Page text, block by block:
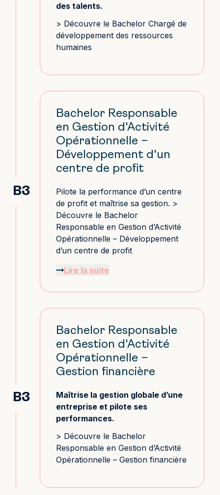
des talents.
> Découvre le Bachelor Chargé de
développement des ressources
humaines
B3
Bachelor Responsable
en Gestion d'Activité
Opérationnelle –
Développement d'un
centre de profit
Pilote la performance d’un centre
de profit et maîtrise sa gestion. >
Découvre le Bachelor
Responsable en Gestion d’Activité
Opérationnelle – Développement
d’un centre de profit
Lire la suite
B3
Bachelor Responsable
en Gestion d'Activité
Opérationnelle –
Gestion financière
Maîtrise la gestion globale d’une
entreprise et pilote ses
performances.
> Découvre le Bachelor
Responsable en Gestion d’Activité
Opérationnelle – Gestion financière